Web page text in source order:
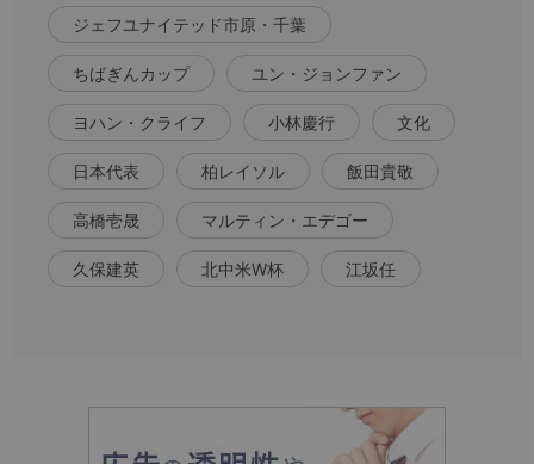
ジェフユナイテッド市原・千葉
ちばぎんカップ ユン・ジョンファン
ヨハン・クライフ 小林慶行 文化
日本代表 柏レイソル 飯田貴敬
高橋壱晟 マルティン・エデゴー
久保建英 北中米W杯 江坂任